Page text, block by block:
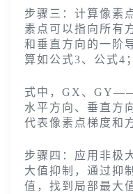
步骤三：计算像素
素点可以指向所有
和垂直方向的一阶
算如公式3、公式4；
式中，GX、
水平方向、垂直方
代表像素点梯度和
步骤四：应用非极
大值抑制，通过抑
值，找到局部最大